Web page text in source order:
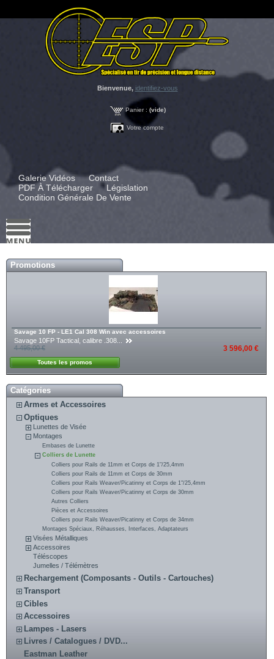
Bienvenue, identifiez-vous
Panier : (vide)
Votre compte
Galerie Vidéos
Contact
PDF À Télécharger
Législation
Condition Générale De Vente
Promotions
Savage 10 FP - LE1 Cal 308 Win avec accessoires
Savage 10FP Tactical, calibre .308...
4 495,00 €
3 596,00 €
Toutes les promos
Catégories
Armes et Accessoires
Optiques
Lunettes de Visée
Montages
Embases de Lunette
Colliers de Lunette
Colliers pour Rails de 11mm et Corps de 1"/25,4mm
Colliers pour Rails de 11mm et Corps de 30mm
Colliers pour Rails Weaver/Picatinny et Corps de 1"/25,4mm
Colliers pour Rails Weaver/Picatinny et Corps de 30mm
Autres Colliers
Pièces et Accessoires
Colliers pour Rails Weaver/Picatinny et Corps de 34mm
Montages Spéciaux, Réhausses, Interfaces, Adaptateurs
Visées Métalliques
Accessoires
Téléscopes
Jumelles / Télémètres
Rechargement (Composants - Outils - Cartouches)
Transport
Cibles
Accessoires
Lampes - Lasers
Livres / Catalogues / DVD...
Eastman Leather